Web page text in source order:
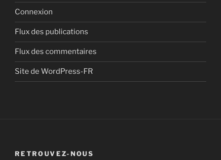
Connexion
Flux des publications
Flux des commentaires
Site de WordPress-FR
RETROUVEZ-NOUS